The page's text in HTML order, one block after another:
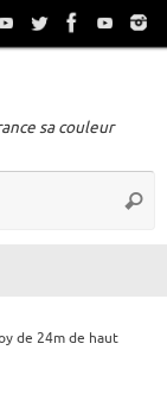
sa couleur
de 24m de haut